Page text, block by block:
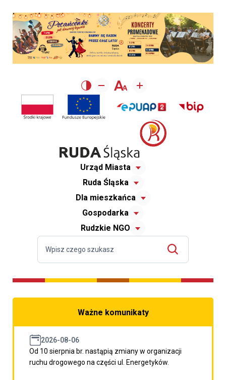
Urząd Miasta
Ruda Śląska
Dla mieszkańca
Gospodarka
Rudzkie NGO
Ważne komunikaty
2026-08-06
Od 10 sierpnia br. nastąpią zmiany w organizacji
ruchu drogowego na części ul. Energetyków.